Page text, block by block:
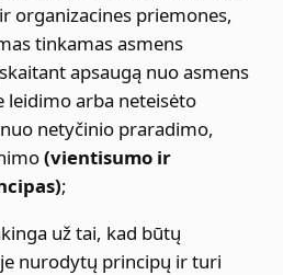
organizacines priemones,
tinkamas asmens
apsaugą nuo asmens
arba neteisėto
netyčinio praradimo,
(vientisumo ir
;
už tai, kad būtų
nurodytų principų ir turi